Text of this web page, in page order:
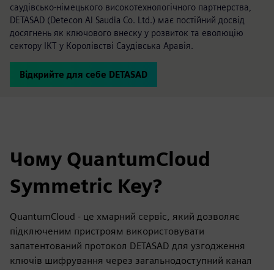
саудівсько-німецького високотехнологічного партнерства,
DETASAD (Detecon Al Saudia Co. Ltd.) має постійний досвід
досягнень як ключового внеску у розвиток та еволюцію
сектору ІКТ у Королівстві Саудівська Аравія.
Відкрийте для себе DETASAD
Чому QuantumCloud
Symmetric Key?
QuantumCloud - це хмарний сервіс, який дозволяє
підключеним пристроям використовувати
запатентований протокол DETASAD для узгодження
ключів шифрування через загальнодоступний канал